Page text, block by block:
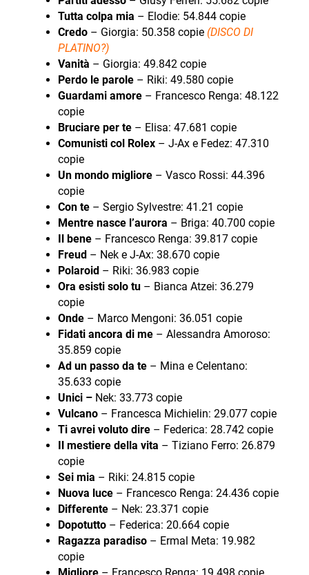
Tutta colpa mia – Elodie: 54.844 copie
Credo – Giorgia: 50.358 copie (DISCO DI
PLATINO?)
Vanità – Giorgia: 49.842 copie
Perdo le parole – Riki: 49.580 copie
Guardami amore – Francesco Renga: 48.122
copie
Bruciare per te – Elisa: 47.681 copie
Comunisti col Rolex – J-Ax e Fedez: 47.310
copie
Un mondo migliore – Vasco Rossi: 44.396
copie
Con te – Sergio Sylvestre: 41.21 copie
Mentre nasce l’aurora – Briga: 40.700 copie
Il bene – Francesco Renga: 39.817 copie
Freud – Nek e J-Ax: 38.670 copie
Polaroid – Riki: 36.983 copie
Ora esisti solo tu – Bianca Atzei: 36.279
copie
Onde – Marco Mengoni: 36.051 copie
Fidati ancora di me – Alessandra Amoroso:
35.859 copie
Ad un passo da te – Mina e Celentano:
35.633 copie
Unici – Nek: 33.773 copie
Vulcano – Francesca Michielin: 29.077 copie
Ti avrei voluto dire – Federica: 28.742 copie
Il mestiere della vita – Tiziano Ferro: 26.879
copie
Sei mia – Riki: 24.815 copie
Nuova luce – Francesco Renga: 24.436 copie
Differente – Nek: 23.371 copie
Dopotutto – Federica: 20.664 copie
Ragazza paradiso – Ermal Meta: 19.982
copie